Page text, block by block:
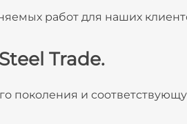
работ для наших
Trade.
и